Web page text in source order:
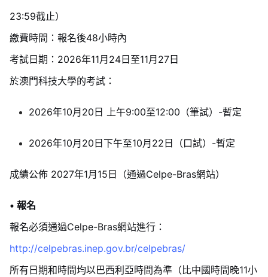
23:59截止）
繳費時間：報名後48小時內
考試日期：2026年11月24日至11月27日
於澳門科技大學的考試：
2026年10月20日 上午9:00至12:00（筆試）-暫定
2026年10月20日下午至10月22日（口試）-暫定
成績公佈 2027年1月15日（通過Celpe-Bras網站）
• 報名
報名必須通過Celpe-Bras網站進行：
http://celpebras.inep.gov.br/celpebras/
所有日期和時間均以巴西利亞時間為準（比中國時間晚11小